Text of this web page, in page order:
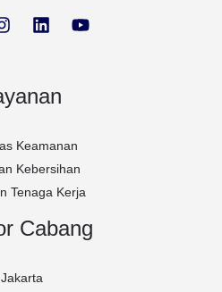
Keamanan
Kebersihan
Tenaga Kerja
Cabang
Jakarta